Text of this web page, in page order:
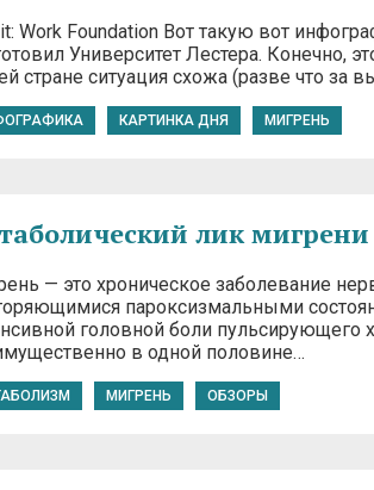
Work Foundation Вот такую вот
Университет Лестера. Конечно,
стране ситуация схожа (разве что за
КАРТИНКА ДНЯ МИГРЕНЬ
лик мигрени
— это хроническое заболевание
пароксизмальными
головной боли пульсирующего
в одной половине…
МИГРЕНЬ ОБЗОРЫ